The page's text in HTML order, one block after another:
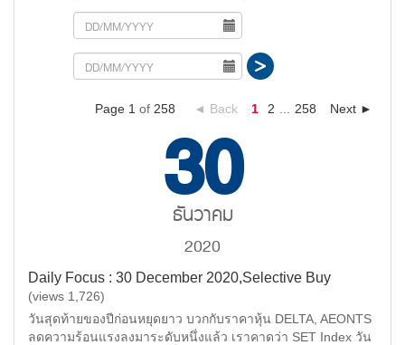
◄ Back 1 2 258 Next ►
Page 1 of 25830
ธันวาคม
2020
Daily Focus : 30 December 2020,Selective Buy
(views 1,726)
วันสุดท้ายของปีก่อนหยุดยาว บวกกับราคาหุ้น DELTA, AEONTS
ลดความร้อนแรงลงมาระดับหนึ่งแล้ว เราคาดว่า SET Index วัน